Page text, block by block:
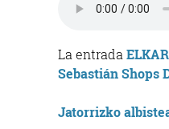
La entrada
Sebastián Shops
Jatorrizko